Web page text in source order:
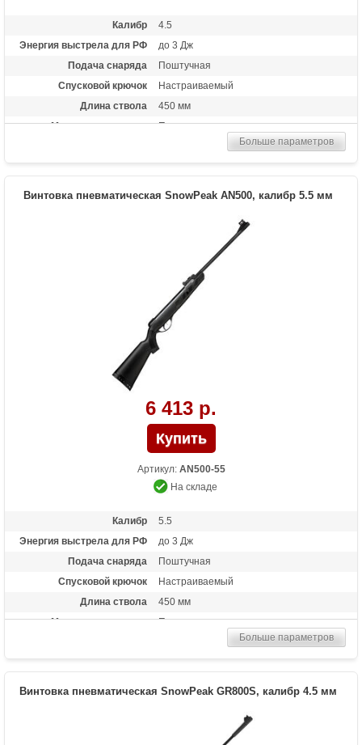
Калибр
4.5
Энергия выстрела для РФ
до 3 Дж
Подача снаряда
Поштучная
Спусковой крючок
Настраиваемый
Длина ствола
450 мм
Материал приклада
Пластик
Масса (кг)
2
Больше параметров
Винтовка пневматическая SnowPeak AN500, калибр 5.5 мм
6 413 р.
Артикул: AN500-55
На складе
Калибр
5.5
Энергия выстрела для РФ
до 3 Дж
Подача снаряда
Поштучная
Спусковой крючок
Настраиваемый
Длина ствола
450 мм
Материал приклада
Пластик
Масса (кг)
2
Больше параметров
Винтовка пневматическая SnowPeak GR800S, калибр 4.5 мм